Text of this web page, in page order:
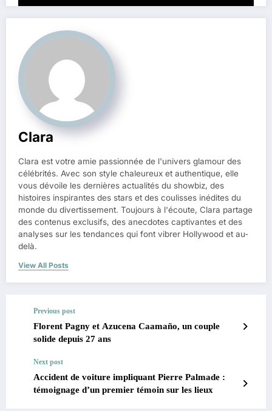
Clara
Clara est votre amie passionnée de l'univers glamour des
célébrités. Avec son style chaleureux et authentique, elle
vous dévoile les dernières actualités du showbiz, des
histoires inspirantes des stars et des coulisses inédites du
monde du divertissement. Toujours à l'écoute, Clara partage
des contenus exclusifs, des anecdotes captivantes et des
analyses sur les tendances qui font vibrer Hollywood et au-
delà.
View All Posts
Previous post
Florent Pagny et Azucena Caamaño, un couple
solide depuis 27 ans
Next post
Accident de voiture impliquant Pierre Palmade :
témoignage d’un premier témoin sur les lieux